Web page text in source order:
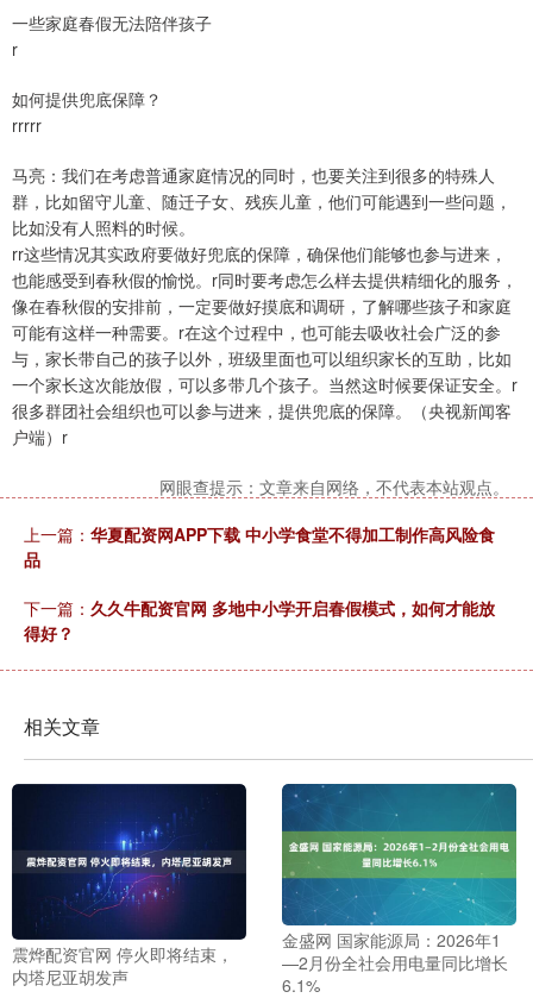
一些家庭春假无法陪伴孩子
r
如何提供兜底保障？
rrrrr
马亮：我们在考虑普通家庭情况的同时，也要关注到很多的特殊人
群，比如留守儿童、随迁子女、残疾儿童，他们可能遇到一些问题，
比如没有人照料的时候。
rr这些情况其实政府要做好兜底的保障，确保他们能够也参与进来，
也能感受到春秋假的愉悦。r同时要考虑怎么样去提供精细化的服务，
像在春秋假的安排前，一定要做好摸底和调研，了解哪些孩子和家庭
可能有这样一种需要。r在这个过程中，也可能去吸收社会广泛的参
与，家长带自己的孩子以外，班级里面也可以组织家长的互助，比如
一个家长这次能放假，可以多带几个孩子。当然这时候要保证安全。r
很多群团社会组织也可以参与进来，提供兜底的保障。（央视新闻客
户端）r
网眼查提示：文章来自网络，不代表本站观点。
上一篇： 华夏配资网APP下载 中小学食堂不得加工制作高风险食
品
下一篇： 久久牛配资官网 多地中小学开启春假模式，如何才能放
得好？
相关文章
震烨配资官网 停火即将结束，
内塔尼亚胡发声
金盛网 国家能源局：2026年1
—2月份全社会用电量同比增长
6.1%